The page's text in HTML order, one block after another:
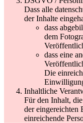
Dass alle
der Inhalte
dass
dem
dass eine
Die
Inhaltliche
Für den Inhalt,
der eingereichten
einreichende